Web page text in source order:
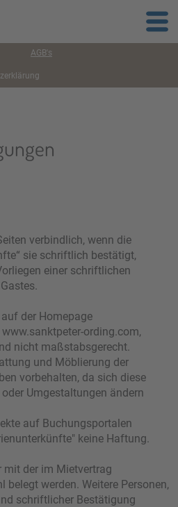
AGB's
verbindlich, wenn die
sie schriftlich bestätigt,
einer schriftlichen
der Homepage
ording.com,
nicht maßstabsgerecht.
und Möblierung der
vorbehalten, da sich diese
Umgestaltungen ändern
auf Buchungsportalen
keine Haftung.
mit der im Mietvertrag
belegt werden. Weitere Personen,
schriftlicher Bestätigung